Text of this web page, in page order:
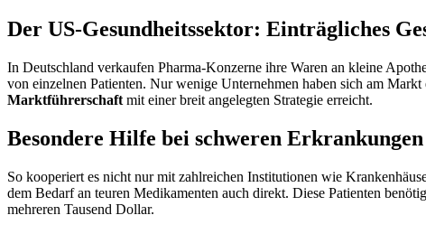
Der US-Gesundheitssektor: Einträgliches
In Deutschland verkaufen Pharma-Konzerne ihre Waren an kleine
von einzelnen Patienten. Nur wenige Unternehmen haben sich am
Marktführerschaft mit einer breit angelegten Strategie erreicht.
Besondere Hilfe bei schweren Erkrankungen
So kooperiert es nicht nur mit zahlreichen Institutionen wie
dem Bedarf an teuren Medikamenten auch direkt. Diese Patienten
mehreren Tausend Dollar.